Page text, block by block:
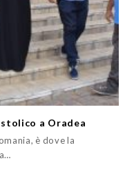
a Oradea
è dove la